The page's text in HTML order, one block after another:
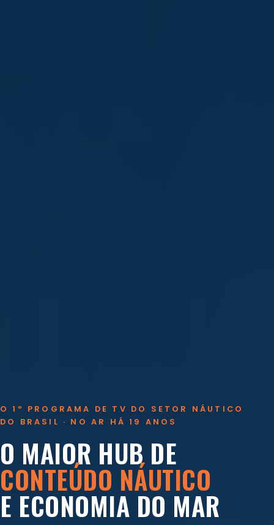
O 1º PROGRAMA DE TV DO SETOR NÁUTICO
DO BRASIL · NO AR HÁ 19 ANOS
O MAIOR HUB DE
CONTEÚDO NÁUTICO
E ECONOMIA DO MAR